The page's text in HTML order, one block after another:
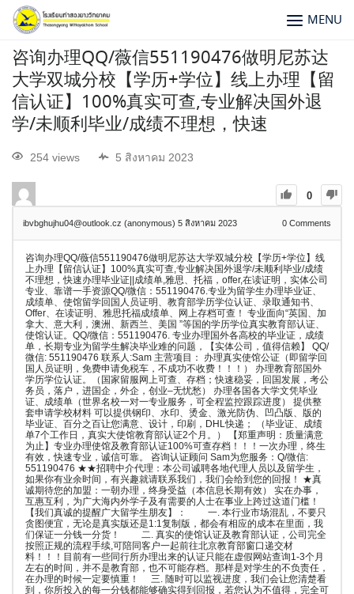
MENU
咨询办理QQ/薇信551190476做明尼苏达
大学双城分校【学历+学位】线上办理【留
信认证】100%真实可查,专业解决国外退
学/未顺利毕业/成绩不理想，快速
254 views 5 สิงหาคม 2023
0
ibvbghujhu04@outlook.cz (anonymous) 5 สิงหาคม 2023 0 Comments
咨询办理QQ/薇信551190476做明尼苏达大学双城分校【学历+学位】线
上办理【留信认证】100%真实可查,专业解决国外退学/未顺利毕业/成绩
不理想，快速办理毕业证||成绩单,雅思、托福，offer,在读证明，实体公司
专业、靠谱一手资源QQ/微信：551190476.专业为留学生办理毕业证、
成绩单、使馆留学回国人员证明、教育部学历学位认证、录取通知书、
Offer、在读证明、雅思托福成绩单、网上存档可查！ 专业面向“英国、加
拿大、意大利，澳洲、新西兰、美国 ”等国的学历学位真实教育部认证、
使馆认证。QQ/微信：551190476. 专业办理国外各高校的毕业证，成绩
单，长期专业为留学生解决毕业难的问题，【实体公司，值得信赖】 QQ/
微信: 551190476 联系人:Sam 主营项目： 办理真实使馆公证（即留学回
国人员证明，免费申请免税车，不成功不收费！！！） 办理教育部国外
学历学位认证。（国家留服网上可查、存档；快速稳妥，回国发展，考公
务员，落户，进国企，外企，创业–无忧愁） 办理各国各大学文凭毕业
证、成绩单（世界名校一对一专业服务，可全程监控跟踪进度） 提供整
套申请学校材料 可以提供钢印、水印、烫金、激光防伪、凹凸版、版的
毕业证、百分之百让您满意、设计，印刷，DHL快递； （毕业证、成绩
单7个工作日，真实大使馆教育部认证2个月。） 【郑重声明：质量满意
为止】专业办理使馆及教育部认证100%可查存档！！！一次办理，终生
有效，快速专业，诚信可靠。 咨询认证顾问 Sam为您服务：Q/微信:
551190476 ★★招聘中介代理：本公司诚聘各地代理人员以及留学生，
如果你有业余时间，有兴趣就请联系我们，我们会给到您的回报！ ★真
诚期待您的加盟：一朝办理，终身受益（本信息长期有效） 实在办事，
互惠互利，为广大海内外学子及有需要的人士在事业上跨过这道门槛！
【我们真诚的提醒广大留学生朋友】： 一. 本行业市场混乱，不要只
贪图便宜，无论是真实版还是1:1复制版，都会有相应的成本在里面，我
们保证一分钱一分货！ 二. 真实的使馆认证及教育部认证，公司完全
按照正规的流程手续,可陪同客户一起前往北京教育部窗口递交材
料！！！目前有一些同行所办理出来的认证只能在虚假网站查询1-3个月
左右的时间，并不是教育部，也不可能存档。那样是对学生的不负责任，
在办理的时候一定要慎重！ 三. 随时可以监视进度，我们会让您清楚看
到，你所投入的每一分钱都能够确实得到回报，若您认为不值得，完全可